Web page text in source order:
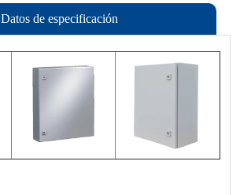
Datos de especificación